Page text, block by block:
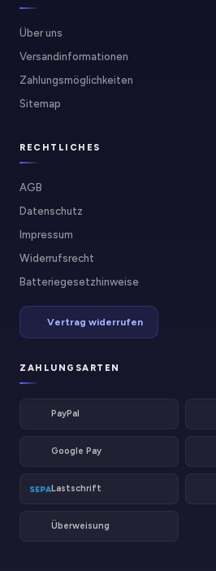
Über uns
Versandinformationen
Zahlungsmöglichkeiten
Sitemap
RECHTLICHES
AGB
Datenschutz
Impressum
Widerrufsrecht
Batteriegesetzhinweise
Vertrag widerrufen
ZAHLUNGSARTEN
PayPal
Google Pay
SEPALastschrift
Überweisung